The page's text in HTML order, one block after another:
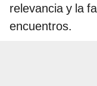
relevancia y la
encuentros.